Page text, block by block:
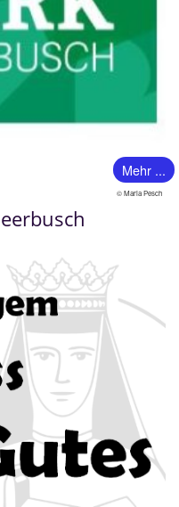
Mehr ...
© Maria Pesch